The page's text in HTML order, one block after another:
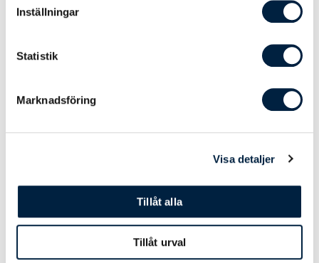
Inställningar
Statistik
Marknadsföring
Visa detaljer
Tillåt alla
Tillåt urval
Antal 1000
19,80
0,00 0,00 0,00
Svart 0,00
Mörkblå 0,00 0,00 0,00 0,00
0,00